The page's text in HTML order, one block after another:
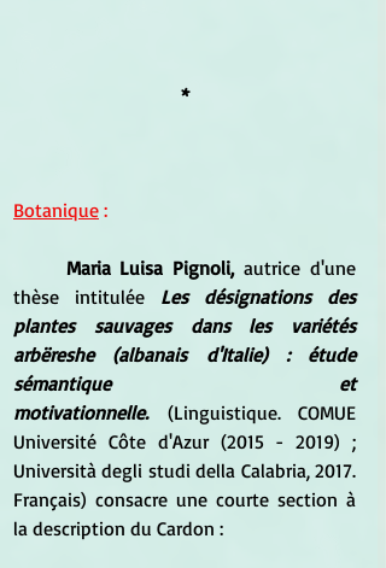
*
Botanique :
Maria Luisa Pignoli, autrice d'une
thèse intitulée Les désignations des
plantes sauvages dans les variétés
arbëreshe (albanais d'Italie) : étude
sémantique et
motivationnelle. (Linguistique. COMUE
Université Côte d'Azur (2015 - 2019) ;
Università degli studi della Calabria, 2017.
Français) consacre une courte section à
la description du Cardon :